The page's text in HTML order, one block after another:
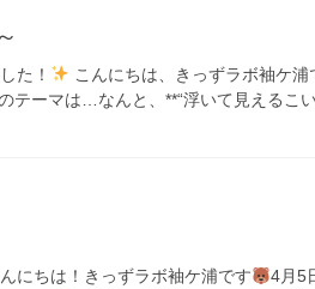
た！ こんにちは、きっずラボ袖ケ浦
テーマは…なんと、**“浮いて見えるこ
にちは！きっずラボ袖ケ浦です
4月5